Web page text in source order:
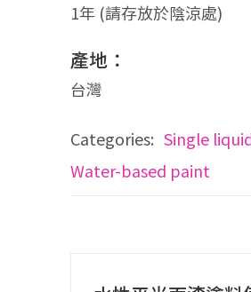
1年 (請存放於陰涼處)
產地：
台灣
Categories: Single
Water-based paint